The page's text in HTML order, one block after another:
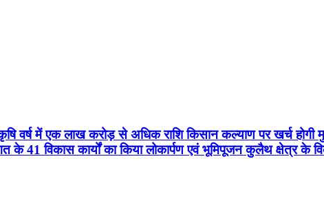
वर्ष में एक लाख करोड़ से अधिक राशि किसान कल्याण पर खर्च होगी
विकास कार्यों का किया लोकार्पण एवं भूमिपूजन कुलैथ क्षेत्र के